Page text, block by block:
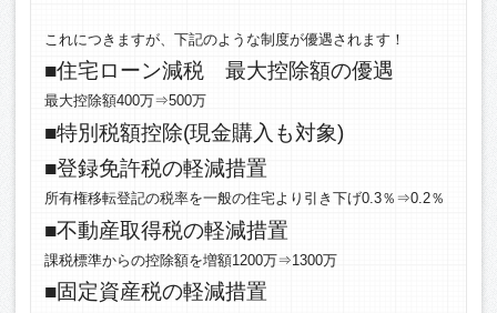
これにつきますが、下記のような制度が優遇されます！
■住宅ローン減税 最大控除額の優遇
最大控除額400万⇒500万
■特別税額控除(現金購入も対象)
■登録免許税の軽減措置
所有権移転登記の税率を一般の住宅より引き下げ0.3％⇒0.2％
■不動産取得税の軽減措置
課税標準からの控除額を増額1200万⇒1300万
■固定資産税の軽減措置